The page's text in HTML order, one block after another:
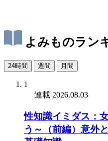
よみものラン
24時間 週間 月間
1
連載 2026.08.03
性知識イミダス：
う～（前編）意外